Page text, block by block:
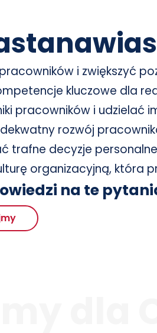
i zwiększyć
kluczowe dla
pracowników i udzielać
rozwój
trafne decyzje
organizacyjną, która
na te